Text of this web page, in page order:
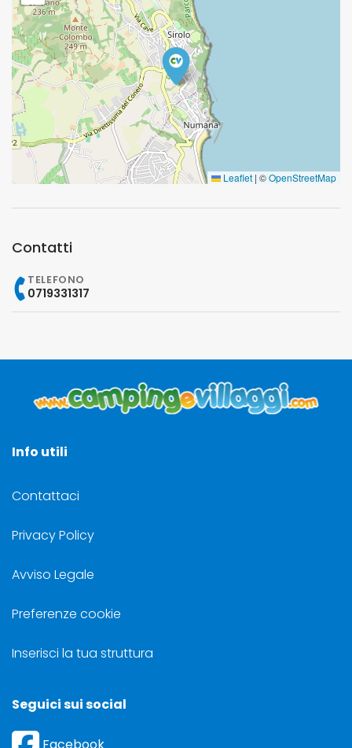
Leaflet | ©OpenStreetMap
Contatti
TELEFONO
0719331317
Info utili
Contattaci
Privacy Policy
Avviso Legale
Preferenze cookie
Inserisci la tua struttura
Seguici sui social
Facebook